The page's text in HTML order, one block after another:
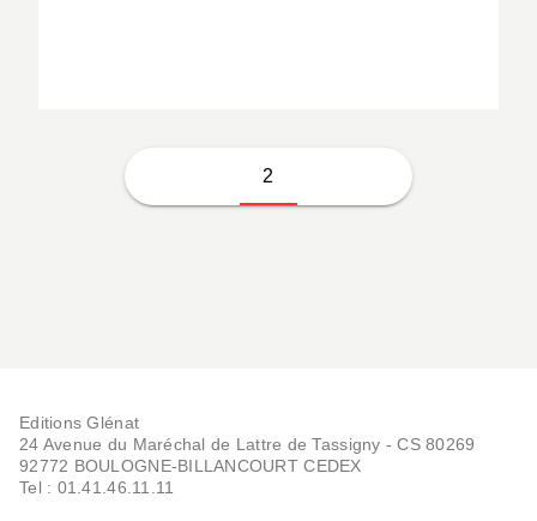
2
Editions Glénat
24 Avenue du Maréchal de Lattre de Tassigny - CS 80269
92772 BOULOGNE-BILLANCOURT CEDEX
Tel : 01.41.46.11.11